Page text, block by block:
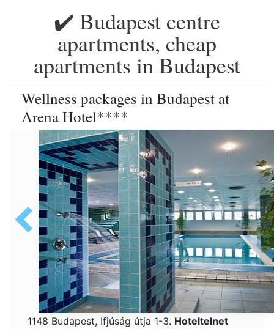
✔️ Budapest centre
apartments, cheap
apartments in Budapest
Wellness packages in Budapest at
Arena Hotel****
1148 Budapest, Ifjúság útja 1-3. Hoteltelnet